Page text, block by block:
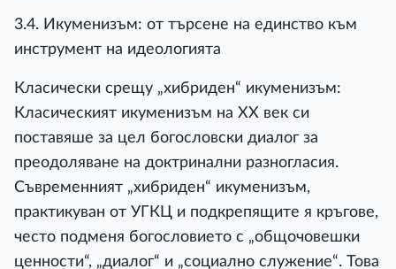
3.4. Икуменизъм: от търсене на единство към
инструмент на идеологията
Класически срещу „хибриден“ икуменизъм:
Класическият икуменизъм на ХХ век си
поставяше за цел богословски диалог за
преодоляване на доктринални разногласия.
Съвременният „хибриден“ икуменизъм,
практикуван от УГКЦ и подкрепящите я кръгове,
често подменя богословието с „общочовешки
ценности“, „диалог“ и „социално служение“. Това